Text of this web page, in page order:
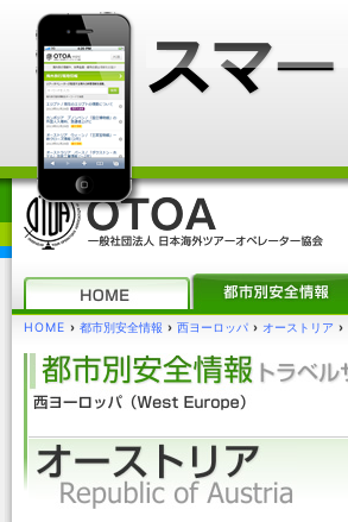
HOME › 都市別安全情報 › 西ヨーロッパ › オーストリア ›